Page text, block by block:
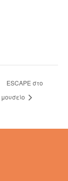
ESCAPE στο
μουσείο